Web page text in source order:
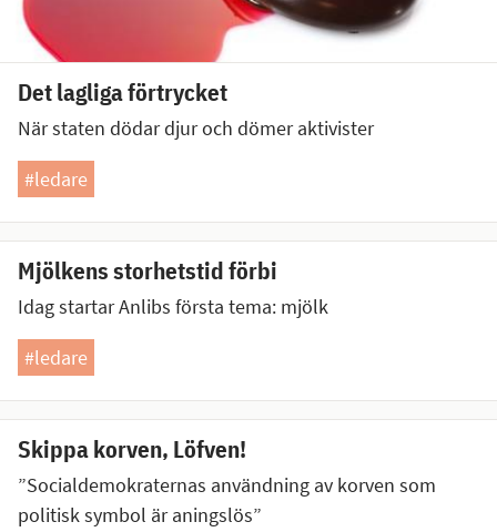
Det lagliga förtrycket
När staten dödar djur och dömer aktivister
#ledare
Mjölkens storhetstid förbi
Idag startar Anlibs första tema: mjölk
#ledare
Skippa korven, Löfven!
”Socialdemokraternas användning av korven som
politisk symbol är aningslös”